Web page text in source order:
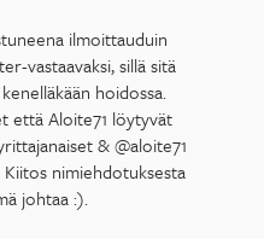
ilmoittauduin
vastaavaksi, sillä sitä
hoidossa.
että Aloite71 löytyvät
& @aloite71
Kiitos nimiehdotuksesta
johtaa :).